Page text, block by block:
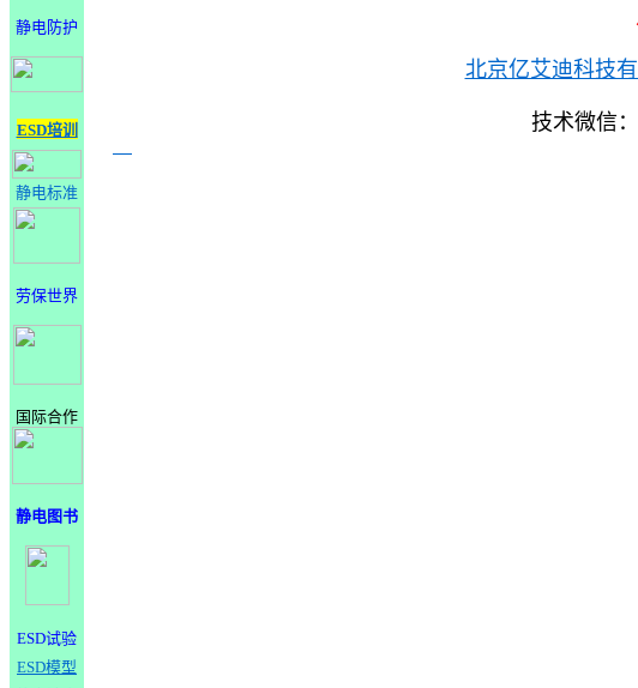
静电防护
ESD培训
静电标准
劳保世界
国际合作
静电图书
ESD试验
ESD模型
北京亿艾迪科技
技术微信